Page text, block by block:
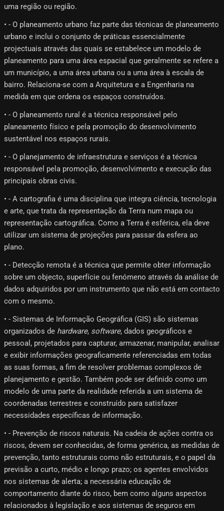
uma região ou região.
• - O planeamento urbano faz parte das técnicas de planeamento
urbano e inclui o conjunto de práticas essencialmente
projectuais através das quais se estabelece um modelo de
planeamento para uma área espacial que geralmente se refere a
um município, a uma área urbana ou a uma área à escala de
bairro. Relaciona-se com a Arquitetura e a Engenharia na
medida em que ordena os espaços construídos.
• - O planeamento rural é a técnica responsável pelo
planeamento físico e pela promoção do desenvolvimento
sustentável nos espaços rurais.
• - O planejamento de infraestrutura e serviços é a técnica
responsável pela promoção, desenvolvimento e execução das
principais obras civis.
• - A cartografia é uma disciplina que integra ciência, tecnologia
e arte, que trata da representação da Terra num mapa ou
representação cartográfica. Como a Terra é esférica, ela deve
utilizar um sistema de projeções para passar da esfera ao
plano.
• - Detecção remota é a técnica que permite obter informação
sobre um objecto, superfície ou fenómeno através da análise de
dados adquiridos por um instrumento que não está em contacto
com o mesmo.
• - Sistemas de Informação Geográfica (GIS) são sistemas
organizados de hardware, software, dados geográficos e
pessoal, projetados para capturar, armazenar, manipular, analisar
e exibir informações geograficamente referenciadas em todas
as suas formas, a fim de resolver problemas complexos de
planejamento e gestão. Também pode ser definido como um
modelo de uma parte da realidade referida a um sistema de
coordenadas terrestres e construído para satisfazer
necessidades específicas de informação.
• - Prevenção de riscos naturais. Na cadeia de ações contra os
riscos, devem ser conhecidas, de forma genérica, as medidas de
prevenção, tanto estruturais como não estruturais, e o papel da
previsão a curto, médio e longo prazo; os agentes envolvidos
nos sistemas de alerta; a necessária educação de
comportamento diante do risco, bem como alguns aspectos
relacionados à legislação e aos sistemas de seguros em